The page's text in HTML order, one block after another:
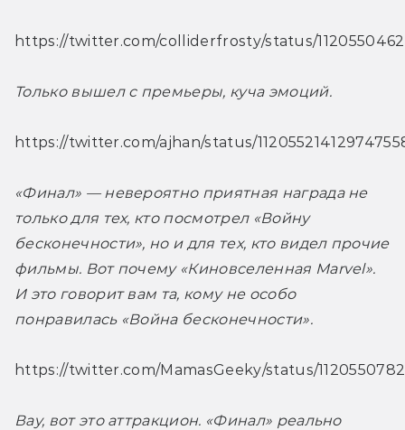
https://twitter.com/colliderfrosty/status/
Только вышел с премьеры, куча эмоций.
https://twitter.com/ajhan/status/
«Финал» — невероятно приятная награда не
только для тех, кто посмотрел «Войну
бесконечности», но и для тех, кто видел прочие
фильмы. Вот почему «Киновселенная Marvel».
И это говорит вам та, кому не особо
понравилась «Война бесконечности».
https://twitter.com/MamasGeeky/status/
Вау, вот это аттракцион. «Финал» реально